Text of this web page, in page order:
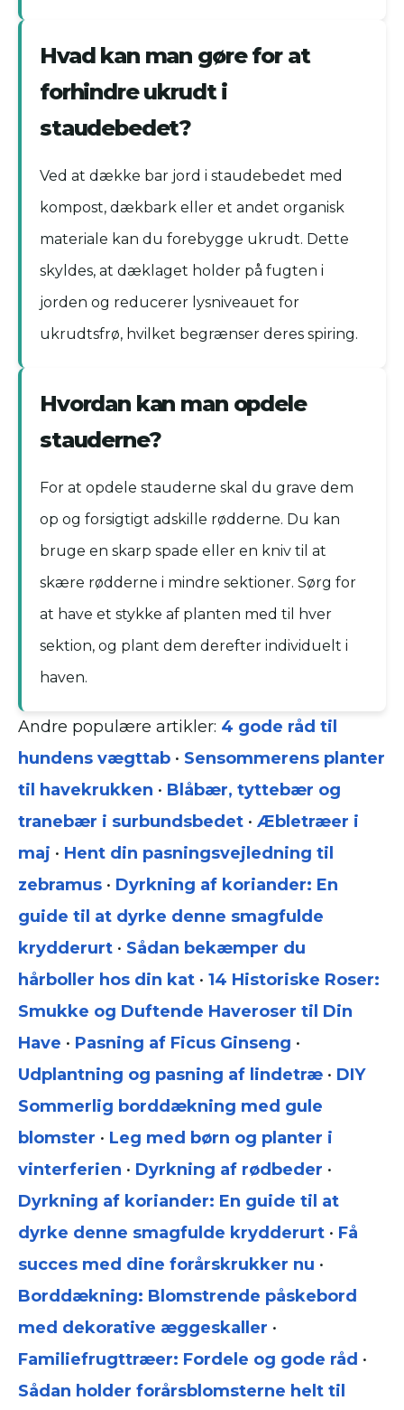
Hvad kan man gøre for at
forhindre ukrudt i
staudebedet?
Ved at dække bar jord i staudebedet med
kompost, dækbark eller et andet organisk
materiale kan du forebygge ukrudt. Dette
skyldes, at dæklaget holder på fugten i
jorden og reducerer lysniveauet for
ukrudtsfrø, hvilket begrænser deres spiring.
Hvordan kan man opdele
stauderne?
For at opdele stauderne skal du grave dem
op og forsigtigt adskille rødderne. Du kan
bruge en skarp spade eller en kniv til at
skære rødderne i mindre sektioner. Sørg for
at have et stykke af planten med til hver
sektion, og plant dem derefter individuelt i
haven.
Andre populære artikler: 4 gode råd til
hundens vægttab • Sensommerens planter
til havekrukken • Blåbær, tyttebær og
tranebær i surbundsbedet • Æbletræer i
maj • Hent din pasningsvejledning til
zebramus • Dyrkning af koriander: En
guide til at dyrke denne smagfulde
krydderurt • Sådan bekæmper du
hårboller hos din kat • 14 Historiske Roser:
Smukke og Duftende Haveroser til Din
Have • Pasning af Ficus Ginseng •
Udplantning og pasning af lindetræ • DIY
Sommerlig borddækning med gule
blomster • Leg med børn og planter i
vinterferien • Dyrkning af rødbeder •
Dyrkning af koriander: En guide til at
dyrke denne smagfulde krydderurt • Få
succes med dine forårskrukker nu •
Borddækning: Blomstrende påskebord
med dekorative æggeskaller •
Familiefrugttræer: Fordele og gode råd •
Sådan holder forårsblomsterne helt til